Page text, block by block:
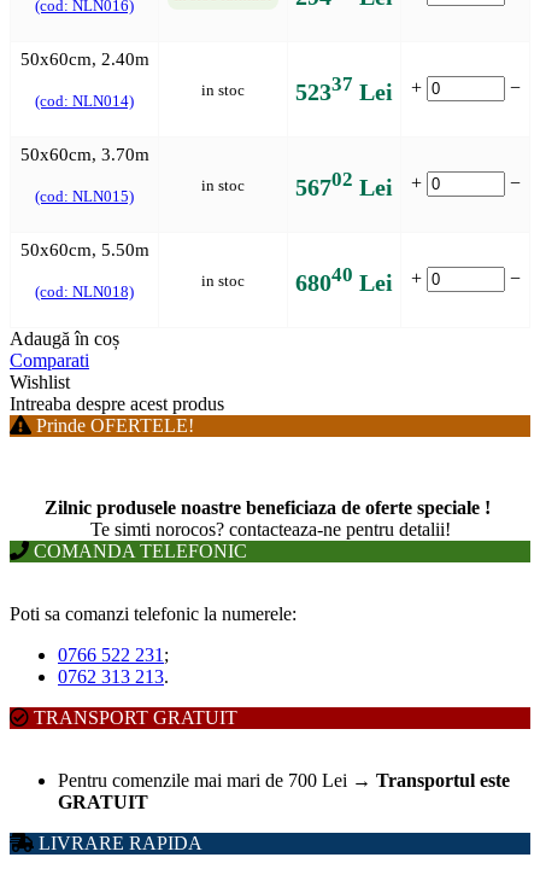
(cod: NLN016)
50x60cm, 2.40m
(cod: NLN014)
in stoc 52337 Lei + −
50x60cm, 3.70m
(cod: NLN015)
in stoc 56702 Lei + −
50x60cm, 5.50m
(cod: NLN018)
in stoc 68040 Lei + −
Adaugă în coș
Comparati
Wishlist
Intreaba despre acest produs
Prinde OFERTELE!
Zilnic produsele noastre beneficiaza de oferte speciale !
Te simti norocos? contacteaza-ne pentru detalii!
COMANDA TELEFONIC
Poti sa comanzi telefonic la numerele:
0766 522 231 ;
0762 313 213.
TRANSPORT GRATUIT
Pentru comenzile mai mari de 700 Lei → Transportul este
GRATUIT
LIVRARE RAPIDA